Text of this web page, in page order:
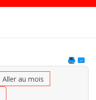
Aller au mois